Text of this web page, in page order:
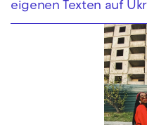
eigenen Texten auf